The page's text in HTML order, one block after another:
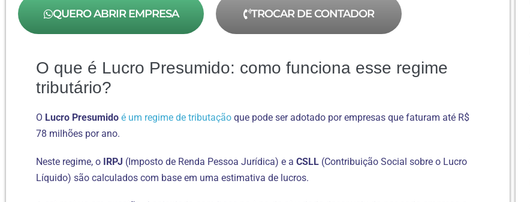
QUERO ABRIR EMPRESA TROCAR DE CONTADOR
O que é Lucro Presumido: como funciona esse regime
tributário?
O Lucro Presumido é um regime de tributação que pode ser adotado por empresas que faturam até R$
78 milhões por ano.
Neste regime, o IRPJ (Imposto de Renda Pessoa Jurídica) e a CSLL (Contribuição Social sobre o Lucro
Líquido) são calculados com base em uma estimativa de lucros.